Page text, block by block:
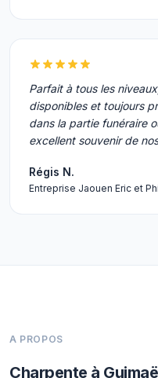
Parfait à tous les
disponibles et toujours
dans la partie funéraire
excellent souvenir de
Régis N.
Entreprise Jaouen Eric et
A PROPOS
Charpente à